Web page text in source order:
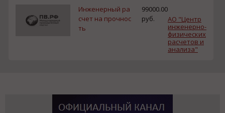
Инженерный ра
счет на прочнос
ть
99000.00
руб.
АО "Центр
инженерно-
физических
расчетов и
анализа"